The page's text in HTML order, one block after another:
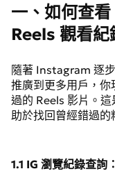
3.3 打造吸睛 IG
四、更多 IG
一、如何查
Reels 觀看
隨著 Instagram 逐
推廣到更多用戶，
過的 Reels 影片。
助於找回曾經錯過的
1.1 IG 瀏覽紀錄查詢